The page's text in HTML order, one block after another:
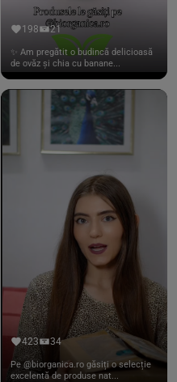
198 21
✨ Am pregătit o budincă delicioasă
de ovăz și chia cu banane...
423 34
Pe @biorganica.ro găsiți o selecție
excelentă de produse nat...